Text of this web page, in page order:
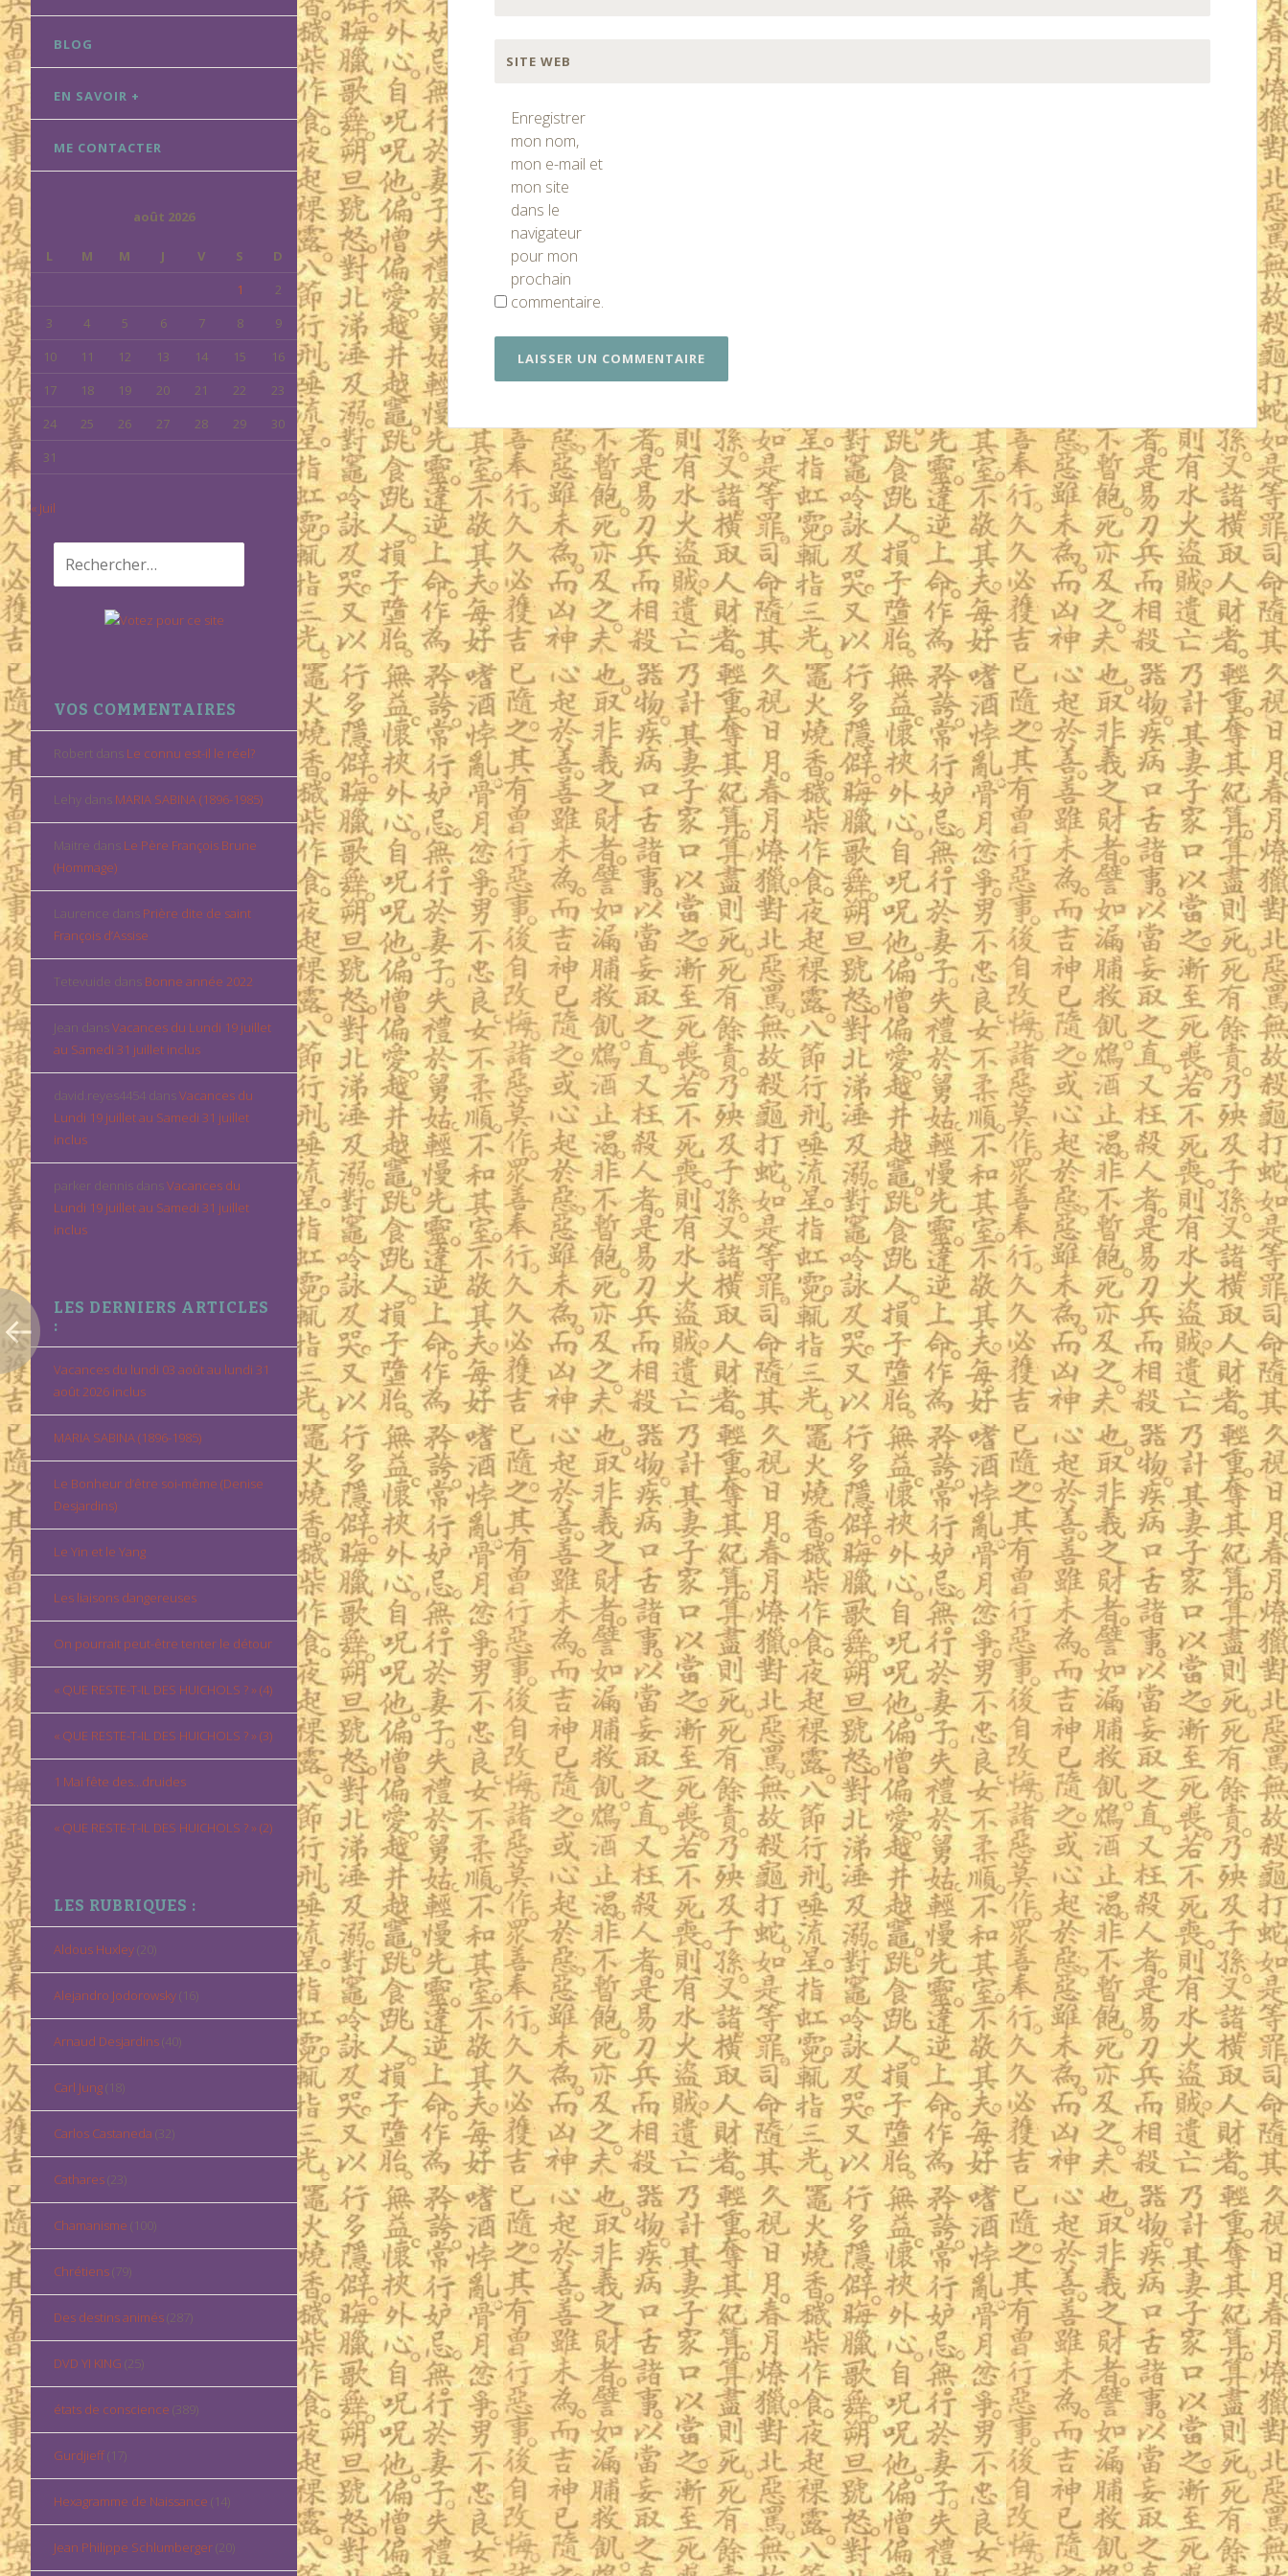
BLOG
EN SAVOIR +
ME CONTACTER
août 2026
L M M J V S
D
1
2
3
4 5 6 7 8
9
10
11 12 13 14 15
16
17
18 19 20 21 22
23
24
25 26 27 28 29
30
31
« Juil
Rechercher :
VOS COMMENTAIRES
Robert dans Le connu est-il le réel?
Lehy dans MARIA SABINA (1896-1985)
Maitre dans Le Père François Brune
(Hommage)
Laurence dans Prière dite de saint
François d’Assise
Tetevuide dans Bonne année 2022
Jean dansVacances du Lundi 19 juillet
au Samedi 31 juillet inclus
david.reyes4454 dansVacances du
Lundi 19 juillet au Samedi 31 juillet
inclus
parker dennis dansVacances du
Lundi 19 juillet au Samedi 31 juillet
inclus
LES DERNIERS ARTICLES
:
Vacances du lundi 03 août au lundi 31
août 2026 inclus
MARIA SABINA (1896-1985)
Le Bonheur d’être soi-même (Denise
Desjardins)
Le Yin et le Yang
Les liaisons dangereuses
On pourrait peut-être tenter le détour
« QUE RESTE-T-IL DES HUICHOLS ? » (4)
« QUE RESTE-T-IL DES HUICHOLS ? » (3)
1 Mai fête des…druides
« QUE RESTE-T-IL DES HUICHOLS ? » (2)
LES RUBRIQUES :
Aldous Huxley(20)
Alejandro Jodorowsky(16)
Arnaud Desjardins(40)
Carl Jung(18)
Carlos Castaneda (32)
Cathares(23)
Chamanisme (100)
Chrétiens(79)
Des destins animés(287)
DVD YI KING (25)
états de conscience (389)
Gurdjieff(17)
Hexagramme de Naissance (14)
Jean Philippe Schlumberger(20)
SITE WEB
Enregistrer
mon nom,
mon e-mail et
mon site
dans le
navigateur
pour mon
prochain
commentaire.